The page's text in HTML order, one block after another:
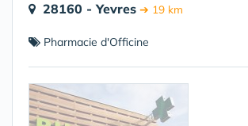
28160 - Yevres ➔ 19 km
Pharmacie d'Officine